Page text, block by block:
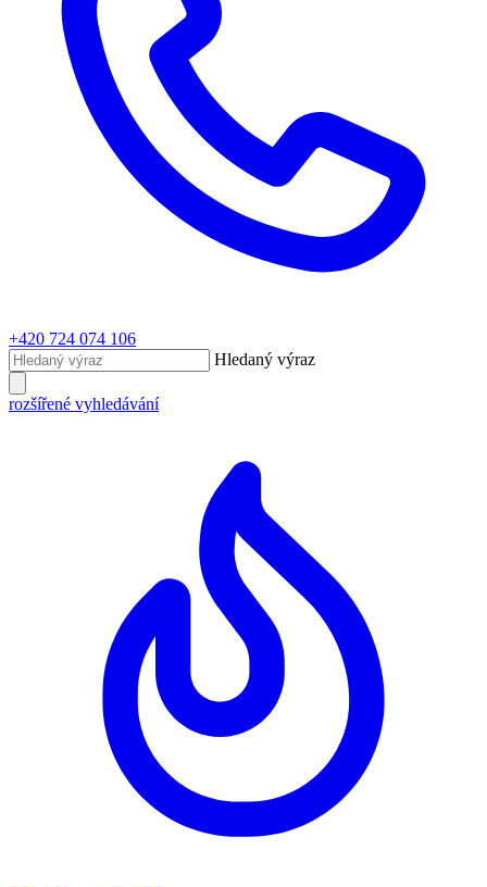
+420 724 074 106
Hledaný výraz
rozšířené vyhledávání